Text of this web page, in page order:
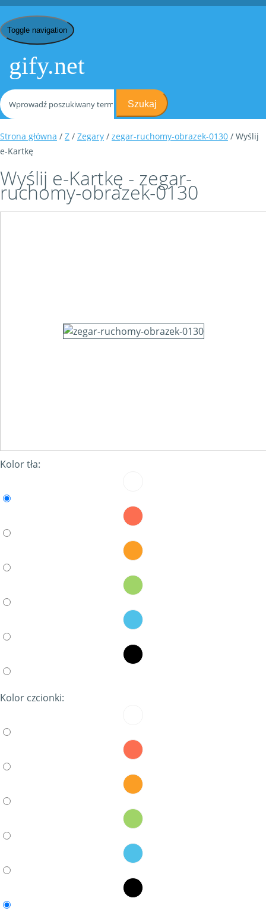
Toggle navigation
gify.net
Szukaj
Strona główna / Z / Zegary / zegar-ruchomy-obrazek-0130 / Wyślij
e-Kartkę
Wyślij e-Kartkę - zegar-
ruchomy-obrazek-0130
Kolor tła:
Kolor czcionki: